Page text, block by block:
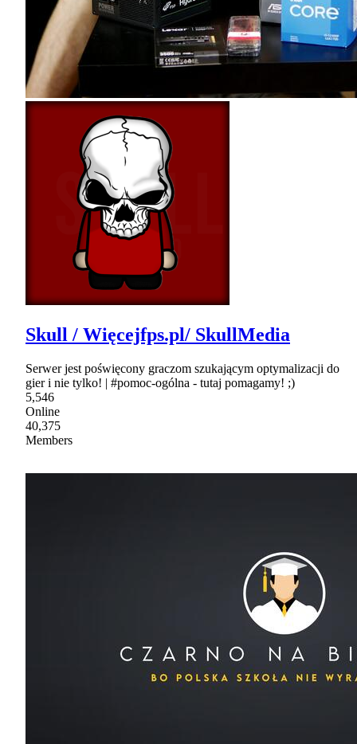
Skull / Więcejfps.pl/ SkullMedia
Serwer jest poświęcony graczom szukającym optymalizacji do
gier i nie tylko! | #pomoc-ogólna - tutaj pomagamy! ;)
5,546
Online
40,375
Members